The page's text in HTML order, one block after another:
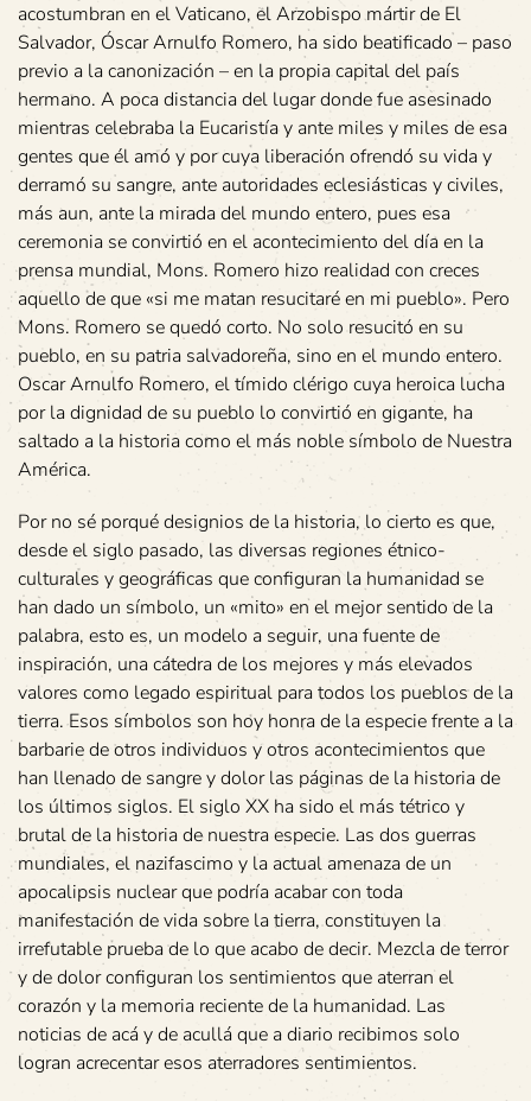
acostumbran en el Vaticano, el Arzobispo mártir de El
Salvador, Óscar Arnulfo Romero, ha sido beatificado – paso
previo a la canonización – en la propia capital del país
hermano. A poca distancia del lugar donde fue asesinado
mientras celebraba la Eucaristía y ante miles y miles de esa
gentes que él amó y por cuya liberación ofrendó su vida y
derramó su sangre, ante autoridades eclesiásticas y civiles,
más aun, ante la mirada del mundo entero, pues esa
ceremonia se convirtió en el acontecimiento del día en la
prensa mundial, Mons. Romero hizo realidad con creces
aquello de que «si me matan resucitaré en mi pueblo». Pero
Mons. Romero se quedó corto. No solo resucitó en su
pueblo, en su patria salvadoreña, sino en el mundo entero.
Oscar Arnulfo Romero, el tímido clérigo cuya heroica lucha
por la dignidad de su pueblo lo convirtió en gigante, ha
saltado a la historia como el más noble símbolo de Nuestra
América.
Por no sé porqué designios de la historia, lo cierto es que,
desde el siglo pasado, las diversas regiones étnico-
culturales y geográficas que configuran la humanidad se
han dado un símbolo, un «mito» en el mejor sentido de la
palabra, esto es, un modelo a seguir, una fuente de
inspiración, una cátedra de los mejores y más elevados
valores como legado espiritual para todos los pueblos de la
tierra. Esos símbolos son hoy honra de la especie frente a la
barbarie de otros individuos y otros acontecimientos que
han llenado de sangre y dolor las páginas de la historia de
los últimos siglos. El siglo XX ha sido el más tétrico y
brutal de la historia de nuestra especie. Las dos guerras
mundiales, el nazifascimo y la actual amenaza de un
apocalipsis nuclear que podría acabar con toda
manifestación de vida sobre la tierra, constituyen la
irrefutable prueba de lo que acabo de decir. Mezcla de terror
y de dolor configuran los sentimientos que aterran el
corazón y la memoria reciente de la humanidad. Las
noticias de acá y de acullá que a diario recibimos solo
logran acrecentar esos aterradores sentimientos.